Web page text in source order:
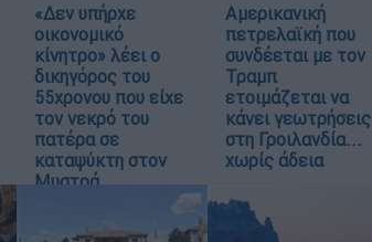
«Δεν υπήρχε
οικονομικό
κίνητρο» λέει ο
δικηγόρος του
55χρονου που είχε
τον νεκρό του
πατέρα σε
καταψύκτη στον
Μυστρά
Αμερικανική
πετρελαϊκή που
συνδέεται με τον
Τραμπ
ετοιμάζεται να
κάνει γεωτρήσεις
στη Γροιλανδία...
χωρίς άδεια